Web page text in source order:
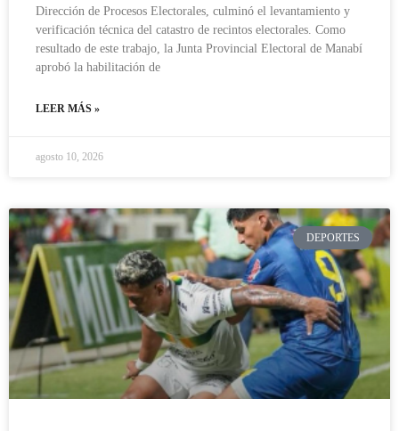
Dirección de Procesos Electorales, culminó el levantamiento y
verificación técnica del catastro de recintos electorales. Como
resultado de este trabajo, la Junta Provincial Electoral de Manabí
aprobó la habilitación de
LEER MÁS »
agosto 10, 2026
DEPORTES